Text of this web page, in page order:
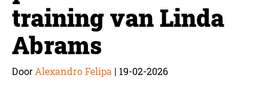
training van Linda
Abrams
Door Alexandro Felipa | 19-02-2026